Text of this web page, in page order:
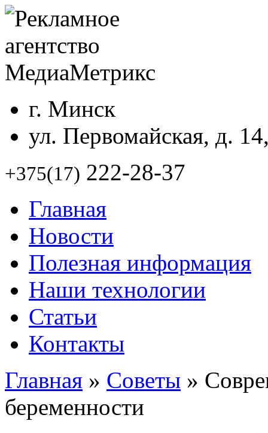
г. Минск
ул. Первомайская, д.
+375(17) 222-28-37
Главная
Новости
Полезная информация
Наши технологии
Статьи
Контакты
Главная » Советы »
беременности